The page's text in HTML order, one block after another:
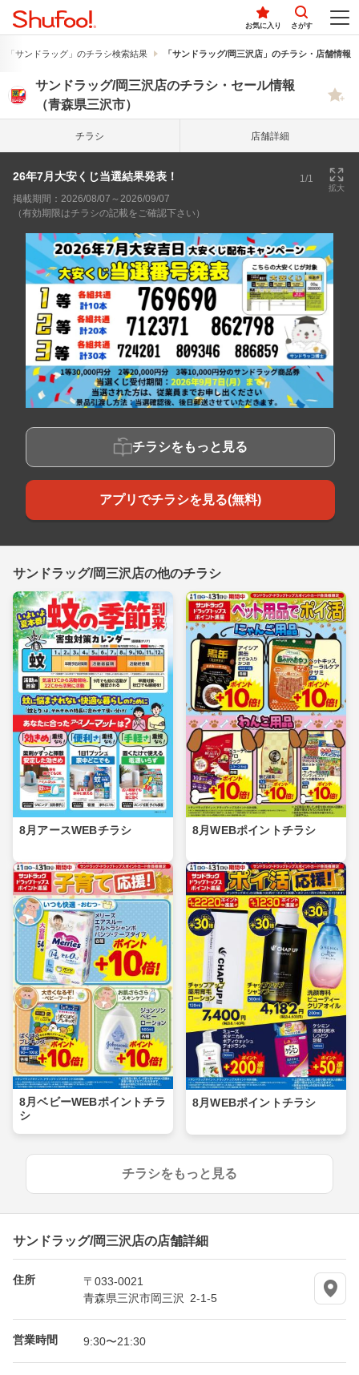
お気に入り さがす
「サンドラッグ」のチラシ検索結果 「サンドラッグ/岡三沢店」のチラシ・店舗情報
サンドラッグ/岡三沢店のチラシ・セール情報
（青森県三沢市）
チラシ 店舗詳細
26年7月大安くじ当選結果発表！ 1/1
拡大
掲載期間：2026/08/07～2026/09/07
（有効期限はチラシの記載をご確認下さい）
チラシをもっと見る
アプリでチラシを見る(無料)
サンドラッグ/岡三沢店の他のチラシ
8月アースWEBチラシ 8月WEBポイントチラシ
8月ベビーWEBポイントチラ
シ
8月WEBポイントチラシ
チラシをもっと見る
サンドラッグ/岡三沢店の店舗詳細
住所
〒033-0021
青森県三沢市岡三沢 2-1-5
営業時間 9:30〜21:30